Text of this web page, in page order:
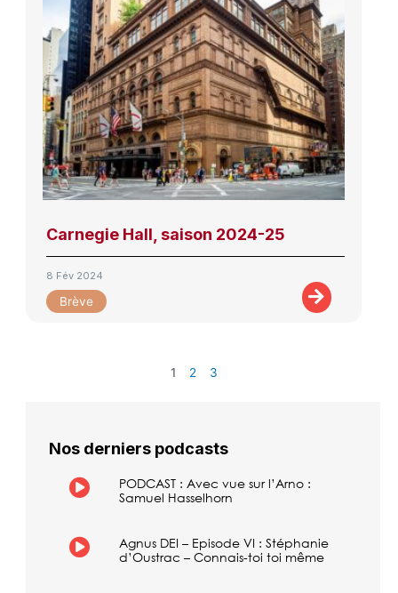
Carnegie Hall, saison 2024-25
8 Fév 2024
Brève
1 2 3
Nos derniers podcasts
PODCAST : Avec vue sur l’Arno :
Samuel Hasselhorn
Agnus DEI – Episode VI : Stéphanie
d’Oustrac – Connais-toi toi même